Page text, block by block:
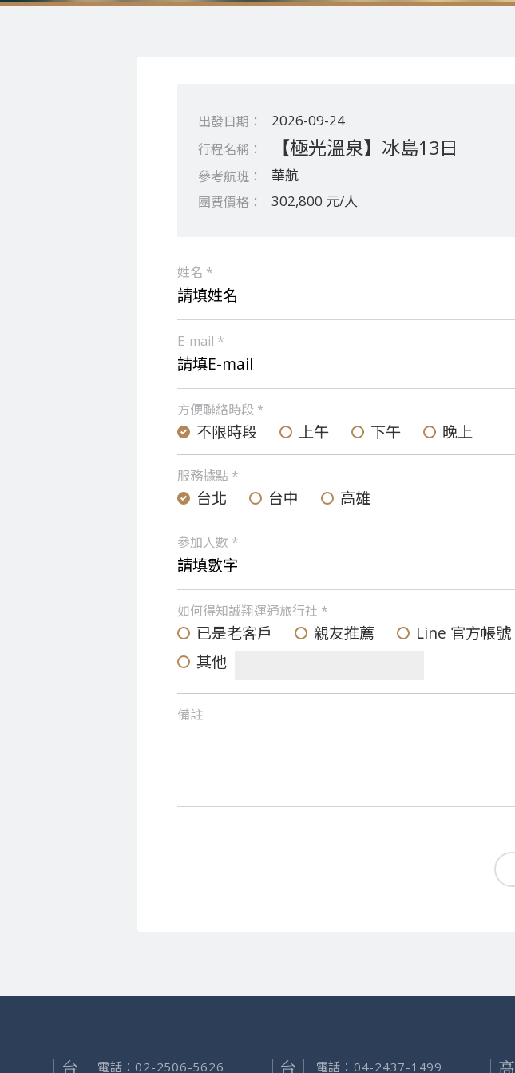
2026-09-24
【極光溫泉】冰島13日
華航
302,800 元/人
姓名 *
E-mail *
方便聯絡時段 *
不限時段 上午 下午 晚上
服務據點 *
台北 台中 高雄
參加人數 *
如何得知誠翔運通旅行社 *
已是老客戶 親友推薦 Line 官方帳號
其他
備註
電話：02-2506-5626 電話： 04-2437-1499